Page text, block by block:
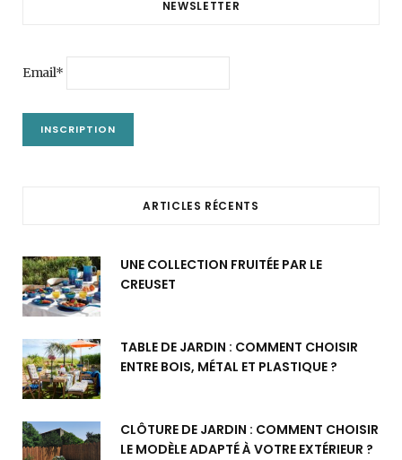
NEWSLETTER
Email*
ARTICLES RÉCENTS
UNE COLLECTION FRUITÉE PAR LE
CREUSET
TABLE DE JARDIN : COMMENT CHOISIR
ENTRE BOIS, MÉTAL ET PLASTIQUE ?
CLÔTURE DE JARDIN : COMMENT CHOISIR
LE MODÈLE ADAPTÉ À VOTRE EXTÉRIEUR ?